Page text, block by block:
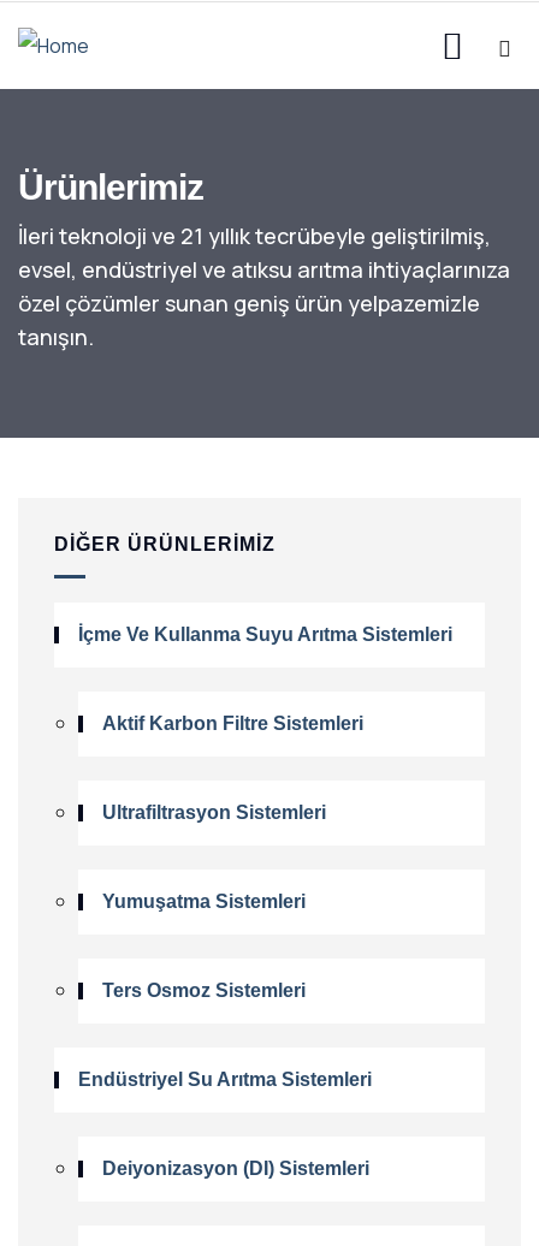
Ürünlerimiz
İleri teknoloji ve 21 yıllık tecrübeyle geliştirilmiş,
evsel, endüstriyel ve atıksu arıtma ihtiyaçlarınıza
özel çözümler sunan geniş ürün yelpazemizle
tanışın.
DIĞER ÜRÜNLERIMIZ
İçme Ve Kullanma Suyu Arıtma Sistemleri
Aktif Karbon Filtre Sistemleri
Ultrafiltrasyon Sistemleri
Yumuşatma Sistemleri
Ters Osmoz Sistemleri
Endüstriyel Su Arıtma Sistemleri
Deiyonizasyon (DI) Sistemleri